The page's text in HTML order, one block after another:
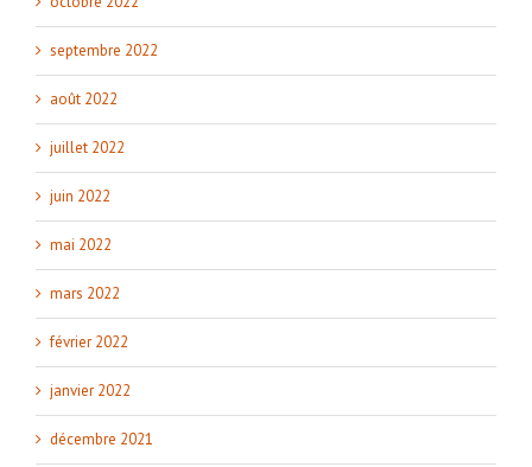
septembre 2022
août 2022
juillet 2022
juin 2022
mai 2022
mars 2022
février 2022
janvier 2022
décembre 2021